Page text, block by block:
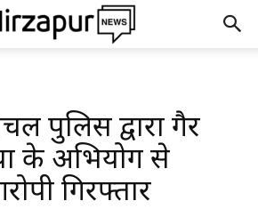
पुलिस द्वारा गैर
के अभियोग से
गिरफ्तार